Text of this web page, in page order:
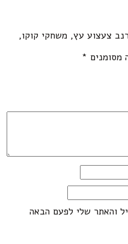
צעצוע עץ, משחקי קוקו,
מסומנים *
והאתר שלי לפעם הבאה